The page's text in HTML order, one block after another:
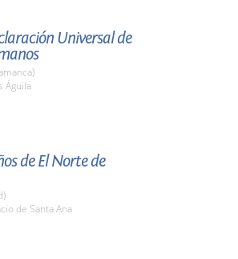
Universal de
Águila
de El Norte de
de Santa Ana